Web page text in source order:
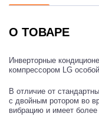
О ТОВАРЕ
Инверторные
компрессором LG
В отличие от
с двойным ротором во
вибрацию и имеет